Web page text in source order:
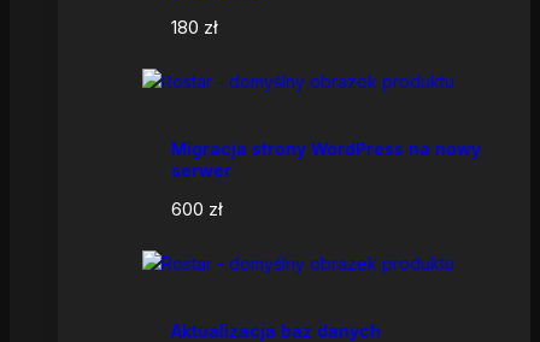
180 zł
Migracja strony WordPress na nowy
serwer
600 zł
Aktualizacja baz danych